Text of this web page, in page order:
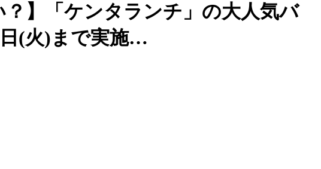
】「ケンタランチ」の大人気バ
(火)まで実施…